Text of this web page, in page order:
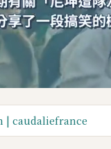
| caudaliefrance